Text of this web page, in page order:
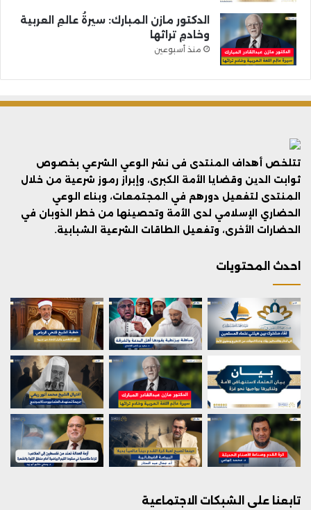
الدكتور مازن المبارك: سيرةُ عالمِ العربية
وخادمِ تراثها
منذ أسبوعين
تتلخص أهداف المنتدى فى نشر الوعي الشرعي بخصوص
ثوابت الدين وقضايا الأمة الكبرى، وإبراز رموز شرعية من خلال
المنتدى لتفعيل دورهم في المجتمعات، وبناء الوعي
الحضاري الإسلامي لدى الأمة وتحصينها من خطر الذوبان في
الحضارات الأخرى، وتفعيل الطاقات الشرعية الشبابية.
احدث المحتويات
تابعنا على الشبكات الاجتماعية